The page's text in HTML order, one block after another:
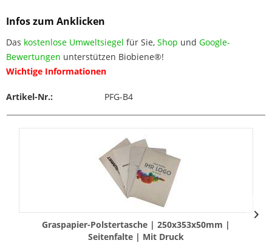
Infos zum Anklicken
Das kostenlose Umweltsiegel für Sie, Shop und Google-
Bewertungen unterstützen Biobiene®!
Wichtige Informationen
Artikel-Nr.: PFG-B4
Graspapier-Polstertasche | 250x353x50mm |
Seitenfalte | Mit Druck